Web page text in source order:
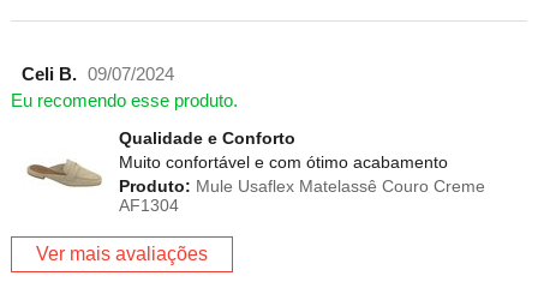
Celi B. 09/07/2024
Eu recomendo esse produto.
Qualidade e Conforto
Muito confortável e com ótimo acabamento
Produto: Mule Usaflex Matelassê Couro Creme
AF1304
Ver mais avaliações